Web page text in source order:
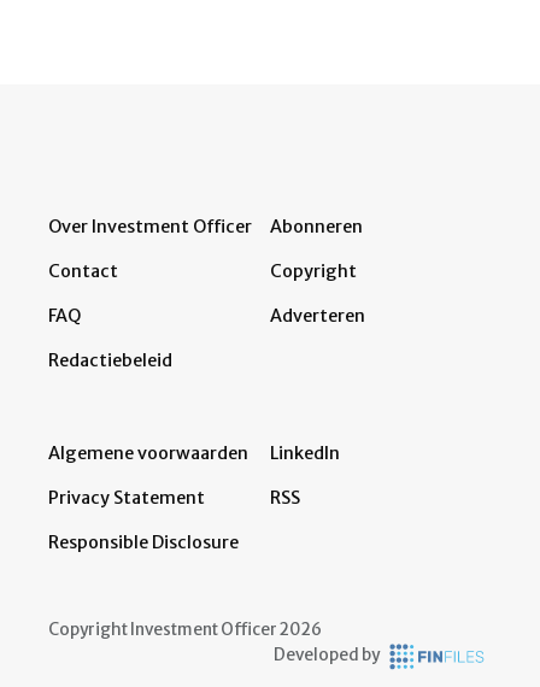
Over Investment Officer
Contact
FAQ
Redactiebeleid
Abonneren
Copyright
Adverteren
Algemene voorwaarden
Privacy Statement
Responsible Disclosure
LinkedIn
RSS
Copyright Investment Officer 2026
Developed by